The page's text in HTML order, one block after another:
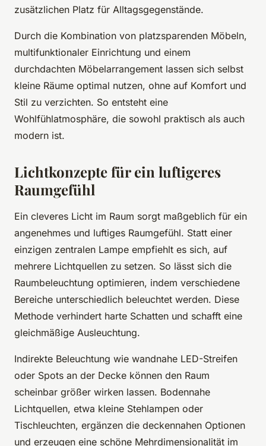
zusätzlichen Platz für Alltagsgegenstände.
Durch die Kombination von platzsparenden Möbeln,
multifunktionaler Einrichtung und einem
durchdachten Möbelarrangement lassen sich selbst
kleine Räume optimal nutzen, ohne auf Komfort und
Stil zu verzichten. So entsteht eine
Wohlfühlatmosphäre, die sowohl praktisch als auch
modern ist.
Lichtkonzepte für ein luftigeres
Raumgefühl
Ein cleveres Licht im Raum sorgt maßgeblich für ein
angenehmes und luftiges Raumgefühl. Statt einer
einzigen zentralen Lampe empfiehlt es sich, auf
mehrere Lichtquellen zu setzen. So lässt sich die
Raumbeleuchtung optimieren, indem verschiedene
Bereiche unterschiedlich beleuchtet werden. Diese
Methode verhindert harte Schatten und schafft eine
gleichmäßige Ausleuchtung.
Indirekte Beleuchtung wie wandnahe LED-Streifen
oder Spots an der Decke können den Raum
scheinbar größer wirken lassen. Bodennahe
Lichtquellen, etwa kleine Stehlampen oder
Tischleuchten, ergänzen die deckennahen Optionen
und erzeugen eine schöne Mehrdimensionalität im